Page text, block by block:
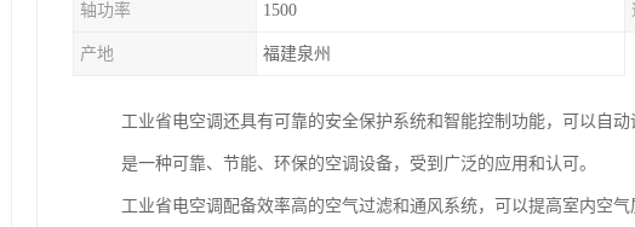
轴功率 1500
产地 福建泉州
工业省电空调还具有可靠的安全保护系统和智能控制功能，可以自
是一种可靠、节能、环保的空调设备，受到广泛的应用和认可。
工业省电空调配备效率高的空气过滤和通风系统，可以提高室内空